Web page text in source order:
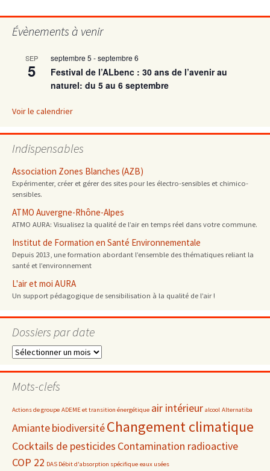
articles
Évènements à venir
SEP
5
septembre 5 -septembre 6
Festival de l’ALbenc : 30 ans de l’avenir au
naturel: du 5 au 6 septembre
Voir le calendrier
Indispensables
Association Zones Blanches (AZB)
Expérimenter, créer et gérer des sites pour les électro-sensibles et chimico-
sensibles.
ATMO Auvergne-Rhône-Alpes
ATMO AURA: Visualisez la qualité de l’air en temps réel dans votre commune.
Institut de Formation en Santé Environnementale
Depuis 2013, une formation abordant l’ensemble des thématiques reliant la
santé et l’environnement
L'air et moi AURA
Un support pédagogique de sensibilisation à la qualité de l’air !
Dossiers par date
Dossiers
date
Mots-clefs
Actions de groupe ADEME et transition énergétique air intérieur alcool Alternatiba
AmiantebiodiversitéChangement climatique
Cocktails de pesticides Contamination radioactive
COP 22 DAS Débit d'absorption spécifique eaux usées